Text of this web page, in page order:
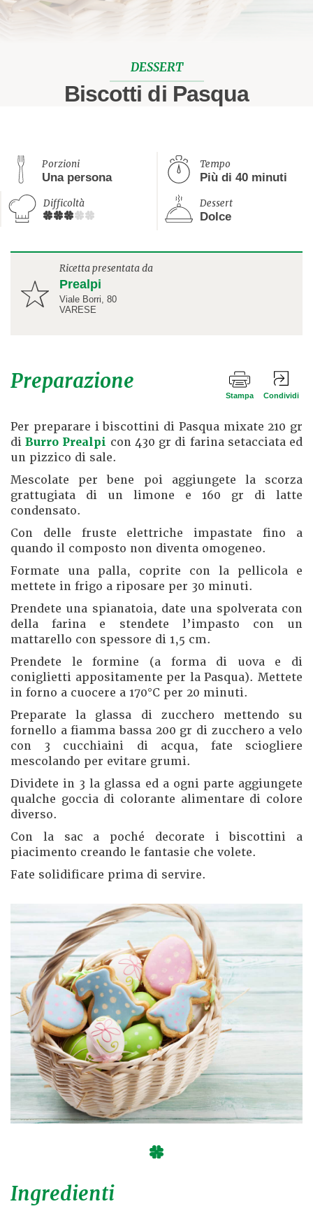
DESSERT
Biscotti di Pasqua
Porzioni
Una persona
Tempo
Più di 40 minuti
Difficoltà Dessert
Dolce
Ricetta presentata da
Prealpi
Viale Borri, 80
VARESE
Preparazione
Stampa Condividi
Per preparare i biscottini di Pasqua mixate 210 gr
diBurro Prealpi con 430 gr di farina setacciata ed
un pizzico di sale.
Mescolate per bene poi aggiungete la scorza
grattugiata di un limone e 160 gr di latte
condensato.
Con delle fruste elettriche impastate fino a
quando il composto non diventa omogeneo.
Formate una palla, coprite con la pellicola e
mettete in frigo a riposare per 30 minuti.
Prendete una spianatoia, date una spolverata con
della farina e stendete l’impasto con un
mattarello con spessore di 1,5 cm.
Prendete le formine (a forma di uova e di
coniglietti appositamente per la Pasqua). Mettete
in forno a cuocere a 170°C per 20 minuti.
Preparate la glassa di zucchero mettendo su
fornello a fiamma bassa 200 gr di zucchero a velo
con 3 cucchiaini di acqua, fate sciogliere
mescolando per evitare grumi.
Dividete in 3 la glassa ed a ogni parte aggiungete
qualche goccia di colorante alimentare di colore
diverso.
Con la sac a poché decorate i biscottini a
piacimento creando le fantasie che volete.
Fate solidificare prima di servire.
Ingredienti